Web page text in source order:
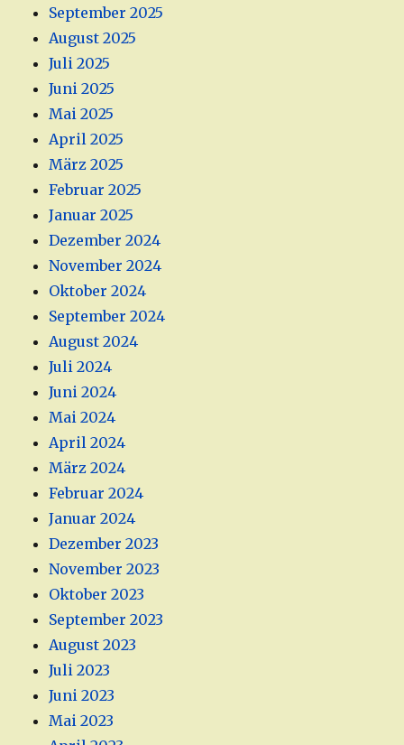
September 2025
August 2025
Juli 2025
Juni 2025
Mai 2025
April 2025
März 2025
Februar 2025
Januar 2025
Dezember 2024
November 2024
Oktober 2024
September 2024
August 2024
Juli 2024
Juni 2024
Mai 2024
April 2024
März 2024
Februar 2024
Januar 2024
Dezember 2023
November 2023
Oktober 2023
September 2023
August 2023
Juli 2023
Juni 2023
Mai 2023